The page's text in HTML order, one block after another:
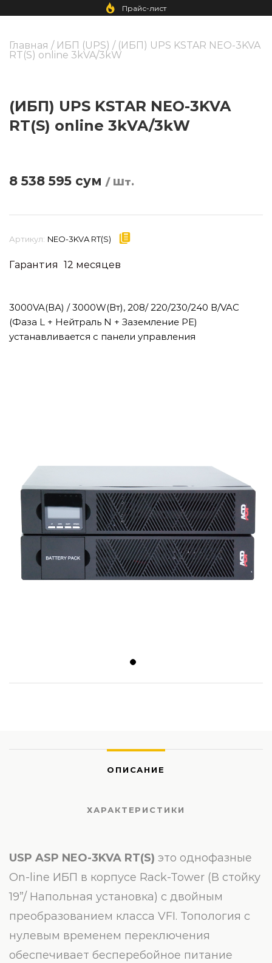
Прайс-лист
Главная / ИБП (UPS) / (ИБП) UPS KSTAR NEO-3KVA
RT(S) online 3kVA/3kW
(ИБП) UPS KSTAR NEO-3KVA
RT(S) online 3kVA/3kW
8 538 595 сум / Шт.
Артикул: NEO-3KVA RT(S)
Гарантия 12 месяцев
3000VA(ВА) / 3000W(Вт), 208/ 220/230/240 В/VAC
(Фаза L + Нейтраль N + Заземление PE)
устанавливается с панели управления
ОПИСАНИЕ
ХАРАКТЕРИСТИКИ
USP ASP NEO-3KVA RT(S) это однофазные
On-line ИБП в корпусе Rack-Tower (В стойку
19”/ Напольная установка) с двойным
преобразованием класса VFI. Топология с
нулевым временем переключения
обеспечивает бесперебойное питание